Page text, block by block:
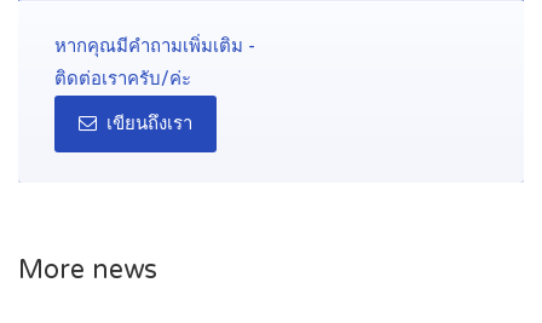
หากคุณมีคำถามเพิ่มเติม -
ติดต่อเราครับ/ค่ะ
เขียนถึงเรา
More news